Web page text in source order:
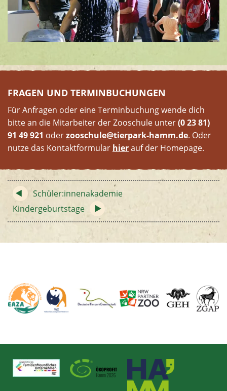
FRAGEN UND TERMINBUCHUNGEN
Für Anfragen oder eine Terminbuchung wende dich
bitte an die Mitarbeiter der Zooschule unter(0 23 81)
91 49 921 oderzooschule@tierpark-hamm.de. Oder
nutze das Kontaktformular hierauf der Homepage.
Schüler:innenakademie
Kindergeburtstage